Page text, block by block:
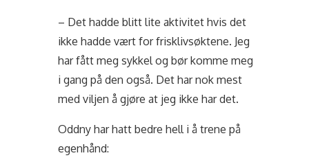
– Det hadde blitt lite aktivitet hvis det
ikke hadde vært for frisklivsøktene. Jeg
har fått meg sykkel og bør komme meg
i gang på den også. Det har nok mest
med viljen å gjøre at jeg ikke har det.
Oddny har hatt bedre hell i å trene på
egenhånd: